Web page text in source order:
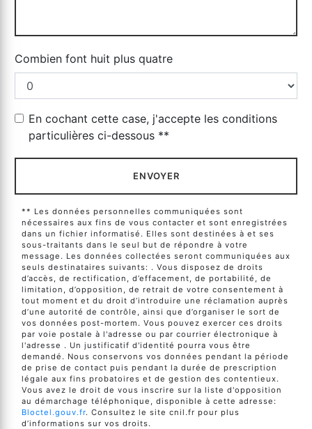
Combien font huit plus quatre
En cochant cette case, j'accepte les conditions
particulières ci-dessous **
ENVOYER
** Les données personnelles communiquées sont
nécessaires aux fins de vous contacter et sont enregistrées
dans un fichier informatisé. Elles sont destinées à et ses
sous-traitants dans le seul but de répondre à votre
message. Les données collectées seront communiquées aux
seuls destinataires suivants: . Vous disposez de droits
d’accès, de rectification, d’effacement, de portabilité, de
limitation, d’opposition, de retrait de votre consentement à
tout moment et du droit d’introduire une réclamation auprès
d’une autorité de contrôle, ainsi que d’organiser le sort de
vos données post-mortem. Vous pouvez exercer ces droits
par voie postale à l'adresse ou par courrier électronique à
l'adresse . Un justificatif d'identité pourra vous être
demandé. Nous conservons vos données pendant la période
de prise de contact puis pendant la durée de prescription
légale aux fins probatoires et de gestion des contentieux.
Vous avez le droit de vous inscrire sur la liste d'opposition
au démarchage téléphonique, disponible à cette adresse:
Bloctel.gouv.fr. Consultez le site cnil.fr pour plus
d’informations sur vos droits.